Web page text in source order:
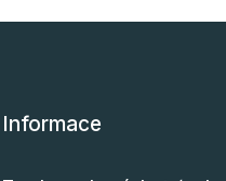
Informace